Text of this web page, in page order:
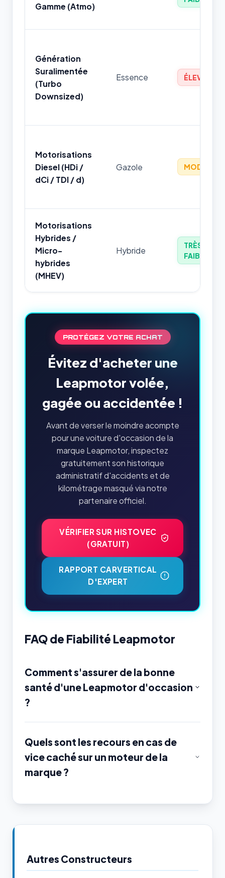
Gamme (Atmo)
Génération
Suralimentée
(Turbo
Downsized)
Essence ÉLEVÉ
Motorisations
Diesel (HDi /
dCi / TDI / d)
Gazole MODÉRÉ
Motorisations
Hybrides /
Micro-
hybrides
(MHEV)
Hybride
TRÈS
FAIBLE
PROTÉGEZ VOTRE ACHAT
Évitez d'acheter une
Leapmotor volée,
gagée ou accidentée !
Avant de verser le moindre acompte
pour une voiture d'occasion de la
marque Leapmotor, inspectez
gratuitement son historique
administratif d'accidents et de
kilométrage masqué via notre
partenaire officiel.
VÉRIFIER SUR HISTOVEC
(GRATUIT)
RAPPORT CARVERTICAL
D'EXPERT
FAQ de Fiabilité Leapmotor
Comment s'assurer de la bonne
santé d'une Leapmotor d'occasion
?
Quels sont les recours en cas de
vice caché sur un moteur de la
marque ?
Autres Constructeurs